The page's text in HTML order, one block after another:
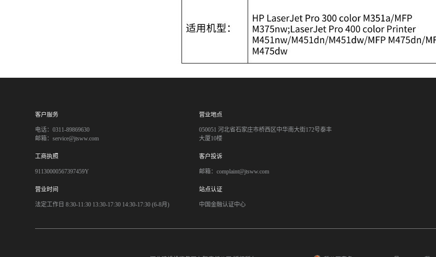
客户服务
电话：0311-89869630
邮箱：service@jtsww.com
营业地点
050051 河北省石家庄市桥西区中华南大街172号泰丰
大厦10楼
工商执照
91130000567397459Y
客户投诉
邮箱：complaint@jtsww.com
营业时间
法定工作日 8:30-11:30 13:30-17:30 14:30-17:30 (6-8月)
站点认证
中国金融认证中心